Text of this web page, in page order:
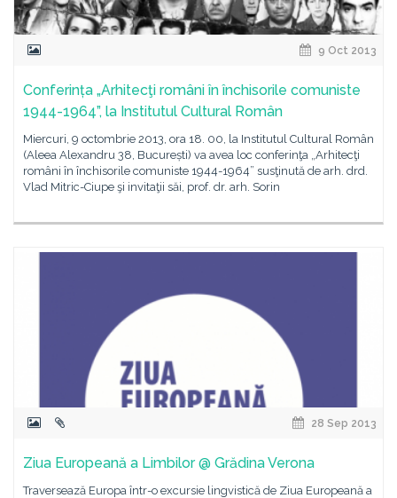
9 Oct 2013
Conferința „Arhitecţi români în închisorile comuniste
1944-1964”, la Institutul Cultural Român
Miercuri, 9 octombrie 2013, ora 18. 00, la Institutul Cultural Român
(Aleea Alexandru 38, București) va avea loc conferinţa „Arhitecţi
români în închisorile comuniste 1944-1964” susţinută de arh. drd.
Vlad Mitric-Ciupe şi invitaţii săi, prof. dr. arh. Sorin
28 Sep 2013
Ziua Europeană a Limbilor @ Grădina Verona
Traversează Europa într-o excursie lingvistică de Ziua Europeană a